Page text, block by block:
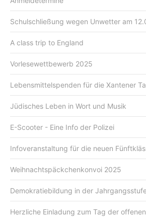
Schulschließung wegen Unwetter am
A class trip to England
Vorlesewettbewerb 2025
Lebensmittelspenden für die Xantener
Jüdisches Leben in Wort und Musik
E-Scooter - Eine Info der Polizei
Infoveranstaltung für die neuen
Weihnachtspäckchenkonvoi 2025
Demokratiebildung in der
Herzliche Einladung zum Tag der